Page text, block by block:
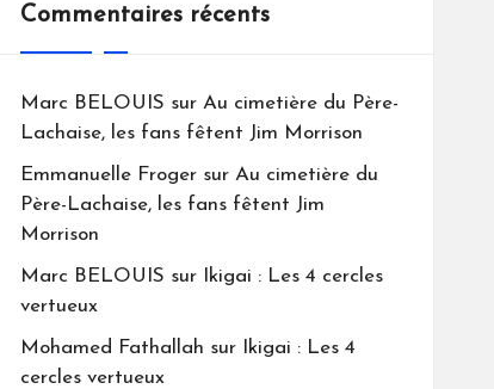
Commentaires récents
Marc BELOUIS sur Au cimetière du Père-
Lachaise, les fans fêtent Jim Morrison
Emmanuelle Frogersur Au cimetière du
Père-Lachaise, les fans fêtent Jim
Morrison
Marc BELOUIS sur
Ikigai : Les 4 cercles
vertueux
Mohamed Fathallah sur
Ikigai : Les 4
cercles vertueux